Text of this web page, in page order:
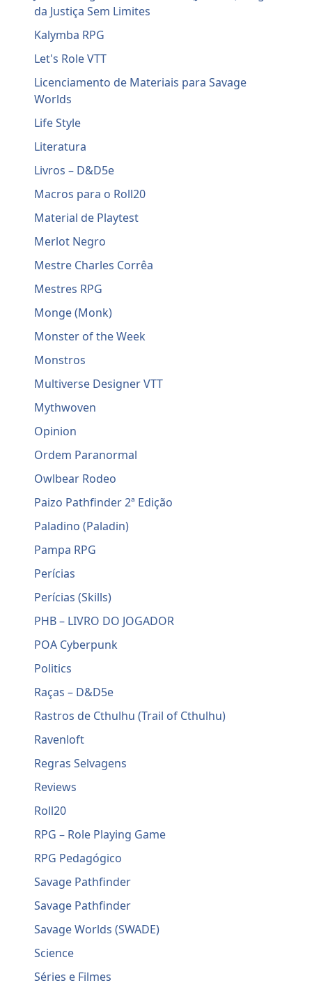
da Justiça Sem Limites
Kalymba RPG
Let's Role VTT
Licenciamento de Materiais para Savage
Worlds
Life Style
Literatura
Livros – D&D5e
Macros para o Roll20
Material de Playtest
Merlot Negro
Mestre Charles Corrêa
Mestres RPG
Monge (Monk)
Monster of the Week
Monstros
Multiverse Designer VTT
Mythwoven
Opinion
Ordem Paranormal
Owlbear Rodeo
Paizo Pathfinder 2ª Edição
Paladino (Paladin)
Pampa RPG
Perícias
Perícias (Skills)
PHB – LIVRO DO JOGADOR
POA Cyberpunk
Politics
Raças – D&D5e
Rastros de Cthulhu (Trail of Cthulhu)
Ravenloft
Regras Selvagens
Reviews
Roll20
RPG – Role Playing Game
RPG Pedagógico
Savage Pathfinder
Savage Pathfinder
Savage Worlds (SWADE)
Science
Séries e Filmes